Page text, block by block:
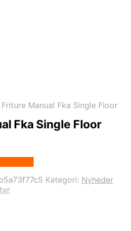
Friture Manual Fka Single Floor
Fka Single Floor
Kategori: Nyheder